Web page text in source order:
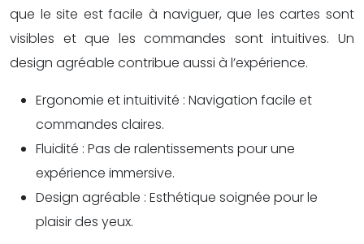
que le site est facile à naviguer, que les cartes sont
visibles et que les commandes sont intuitives. Un
design agréable contribue aussi à l’expérience.
Ergonomie et intuitivité : Navigation facile et
commandes claires.
Fluidité : Pas de ralentissements pour une
expérience immersive.
Design agréable : Esthétique soignée pour le
plaisir des yeux.